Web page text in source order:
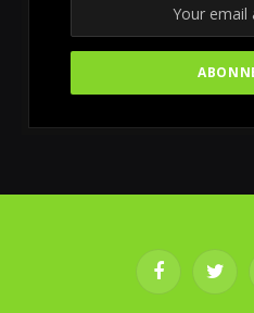
FacebookTwitter